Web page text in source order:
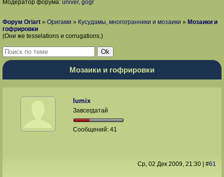
Модератор форума: univer, gogr
Форум Oriart » Оригами » Кусудамы, многогранники и мозаики » Мозаики и
гофрировки
(Они же tesselations и corrugations.)
Мозаики и гофрировки
lumix
Завсегдатай
Сообщений:41
Ср, 02 Дек 2009, 21:30| #61